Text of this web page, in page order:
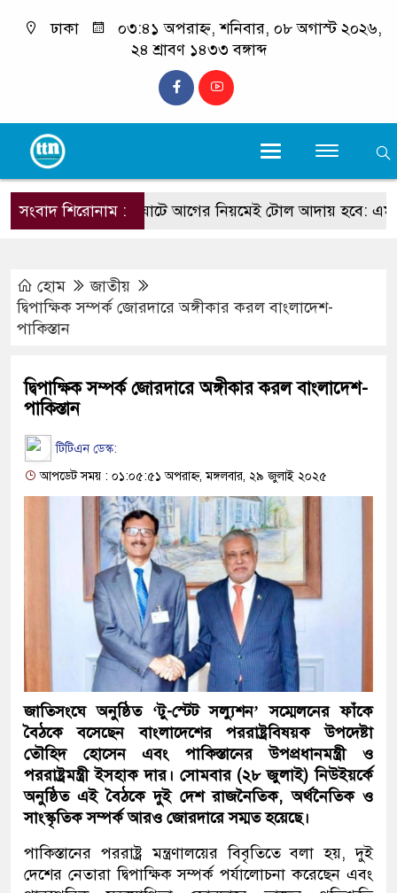
ঢাকা
০৩:৪১ অপরাহ্ন, শনিবার, ০৮ অগাস্ট ২০২৬,
২৪ শ্রাবণ ১৪৩৩ বঙ্গাব্দ
সংবাদ শিরোনাম :
মহেশখালী ঘাটে আগের নিয়মেই টোল আদায় হবে: এমপি
হোম
জাতীয়
দ্বিপাক্ষিক সম্পর্ক জোরদারে অঙ্গীকার করল বাংলাদেশ-
পাকিস্তান
দ্বিপাক্ষিক সম্পর্ক জোরদারে অঙ্গীকার করল বাংলাদেশ-
পাকিস্তান
টিটিএন ডেস্ক:
আপডেট সময় : ০১:০৫:৫১ অপরাহ্ন, মঙ্গলবার, ২৯ জুলাই ২০২৫
জাতিসংঘে অনুষ্ঠিত ‘টু-স্টেট সল্যুশন’ সম্মেলনের ফাঁকে
বৈঠকে বসেছেন বাংলাদেশের পররাষ্ট্রবিষয়ক উপদেষ্টা
তৌহিদ হোসেন এবং পাকিস্তানের উপপ্রধানমন্ত্রী ও
পররাষ্ট্রমন্ত্রী ইসহাক দার। সোমবার (২৮ জুলাই) নিউইয়র্কে
অনুষ্ঠিত এই বৈঠকে দুই দেশ রাজনৈতিক, অর্থনৈতিক ও
সাংস্কৃতিক সম্পর্ক আরও জোরদারে সম্মত হয়েছে।
পাকিস্তানের পররাষ্ট্র মন্ত্রণালয়ের বিবৃতিতে বলা হয়, দুই
দেশের নেতারা দ্বিপাক্ষিক সম্পর্ক পর্যালোচনা করেছেন এবং